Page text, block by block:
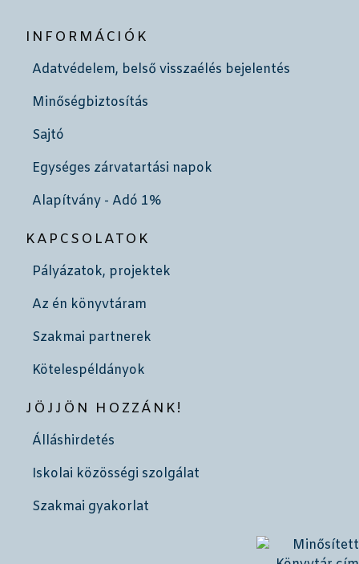
INFORMÁCIÓK
Adatvédelem, belső visszaélés bejelentés
Minőségbiztosítás
Sajtó
Egységes zárvatartási napok
Alapítvány - Adó 1%
KAPCSOLATOK
Pályázatok, projektek
Az én könyvtáram
Szakmai partnerek
Kötelespéldányok
JÖJJÖN HOZZÁNK!
Álláshirdetés
Iskolai közösségi szolgálat
Szakmai gyakorlat